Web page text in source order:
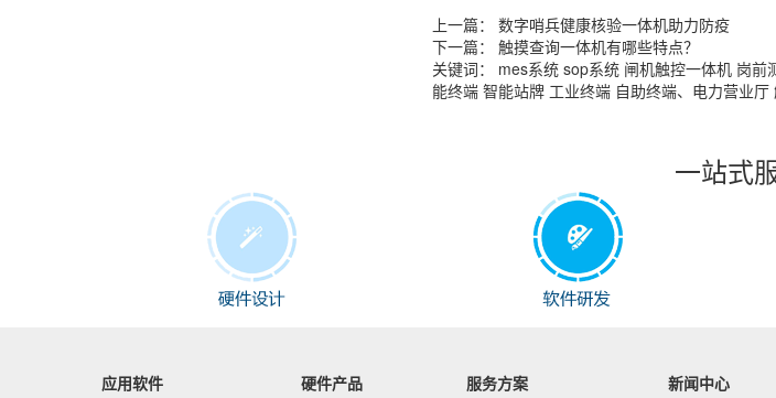
上一篇：
数字哨兵健康核验一体机助力防疫
下一篇：
触摸查询一体机有哪些特点？
关键词： mes系统 sop系统 闸机触控一体机 岗前
能终端 智能站牌 工业终端 自助终端、电力营业厅
一站式
应用软件 硬件产品 服务方案 新闻中心